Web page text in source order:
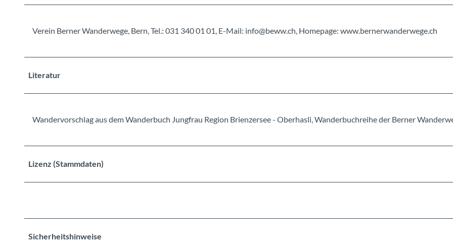
Verein Berner Wanderwege, Bern, Tel.: 031 340 01 01, E-Mail: info@beww.ch, Homepage: www.bernerwanderwege.ch
Literatur
Wandervorschlag aus dem Wanderbuch Jungfrau Region Brienzersee - Oberhasli, Wanderbuchreihe der Berner
Lizenz (Stammdaten)
Sicherheitshinweise